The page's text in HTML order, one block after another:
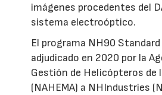
imágenes procedentes del
sistema electroóptico.
El programa NH90
adjudicado en 2020 por la
Gestión de Helicópteros de
(NAHEMA) a NHIndustries